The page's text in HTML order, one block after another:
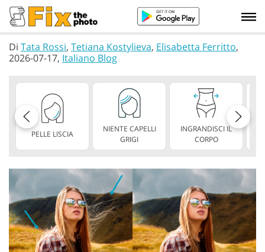
Di Tata Rossi, Tetiana Kostylieva, Elisabetta Ferritto,
2026-07-17, Italiano Blog
PELLE LISCIA
NIENTE CAPELLI
GRIGI
INGRANDISCI IL
CORPO